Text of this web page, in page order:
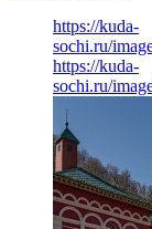
https://kuda-
sochi.ru/
https://kuda-
sochi.ru/